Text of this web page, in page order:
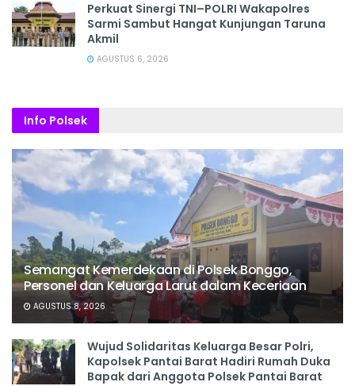
Perkuat Sinergi TNI–POLRI Wakapolres
Sarmi Sambut Hangat Kunjungan Taruna
Akmil
AGUSTUS 6, 2026
Info Polsek
Semangat Kemerdekaan di Polsek Bonggo,
Personel dan Keluarga Larut dalam Keceriaan
AGUSTUS 8, 2026
Wujud Solidaritas Keluarga Besar Polri,
Kapolsek Pantai Barat Hadiri Rumah Duka
Bapak dari Anggota Polsek Pantai Barat